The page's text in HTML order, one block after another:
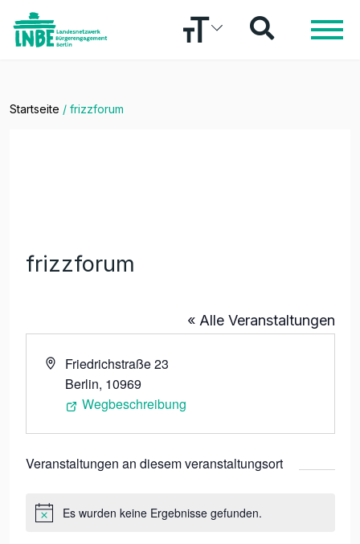
Startseite / frizzforum
frizzforum
« Alle Veranstaltungen
Adresse
Friedrichstraße 23
Berlin, 10969
Wegbeschreibung
Veranstaltungen an diesem veranstaltungsort
HinweisEs wurden keine Ergebnisse gefunden.